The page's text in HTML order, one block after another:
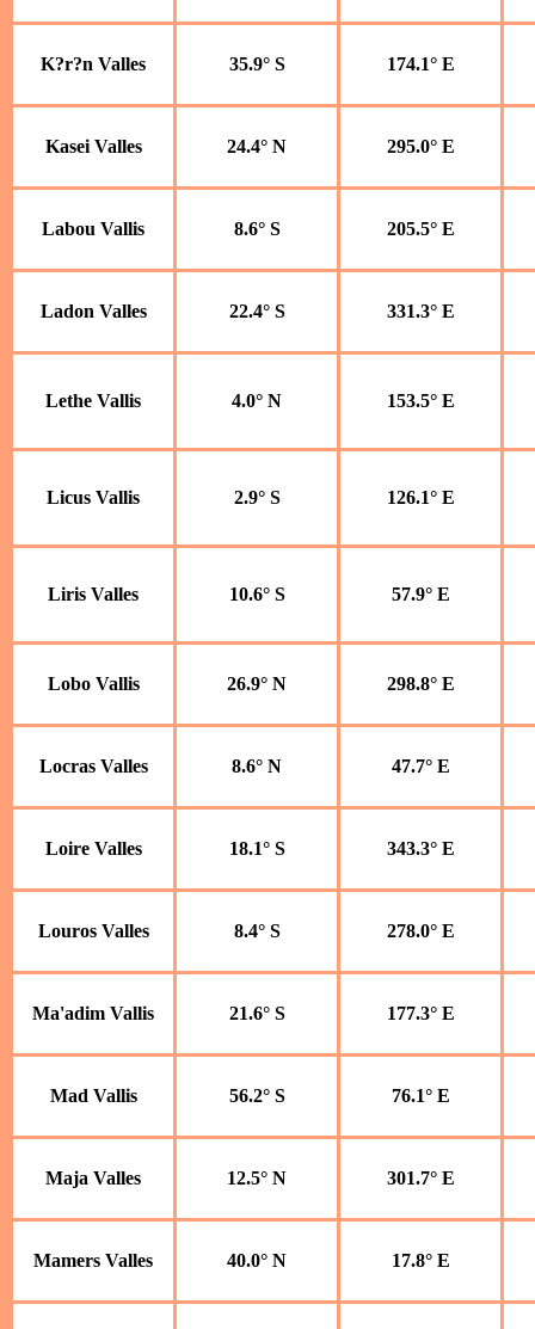
K?r?n Valles 35.9° S 174.1° E
Kasei Valles 24.4° N 295.0° E
Labou Vallis 8.6° S 205.5° E
Ladon Valles 22.4° S 331.3° E
Lethe Vallis 4.0° N 153.5° E
Licus Vallis 2.9° S 126.1° E
Liris Valles 10.6° S 57.9° E
Lobo Vallis 26.9° N 298.8° E
Locras Valles 8.6° N 47.7° E
Loire Valles 18.1° S 343.3° E
Louros Valles 8.4° S 278.0° E
Ma'adim Vallis 21.6° S 177.3° E
Mad Vallis 56.2° S 76.1° E
Maja Valles 12.5° N 301.7° E
Mamers Valles 40.0° N 17.8° E